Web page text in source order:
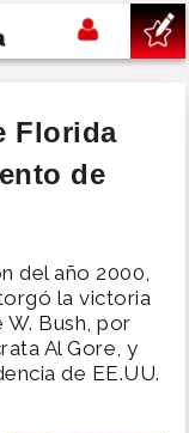
Florida
de
del año 2000,
la victoria
Bush, por
Al Gore, y
de EE.UU.